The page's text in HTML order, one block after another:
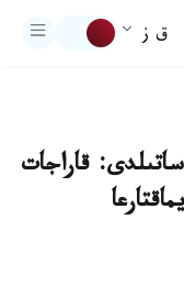
ق ز
قاراجات